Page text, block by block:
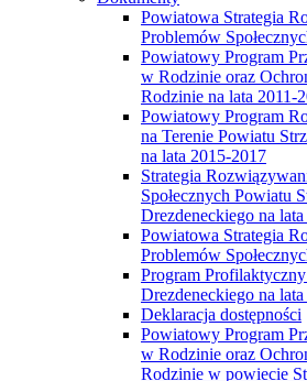
Powiatowa Strategia
Problemów
Powiatowy Program
w Rodzinie oraz
Rodzinie na lata 2011-
Powiatowy Program
na Terenie Powiatu
na lata 2015-2017
Strategia
Społecznych Powiatu
Drezdeneckiego na
Powiatowa Strategia
Problemów
Program
Drezdeneckiego na
Deklaracja dostępności
Powiatowy Program
w Rodzinie oraz
Rodzinie w powiecie